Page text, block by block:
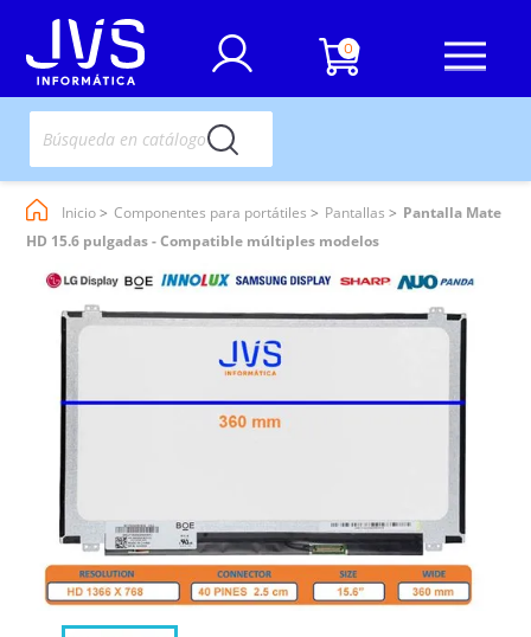
0
Inicio Componentes para portátiles Pantallas
Pantalla Mate
HD 15.6 pulgadas - Compatible múltiples modelos